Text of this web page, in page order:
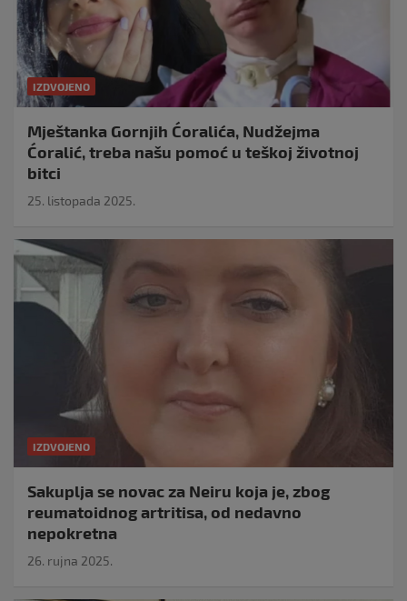
IZDVOJENO
Mještanka Gornjih Ćoralića, Nudžejma
Ćoralić, treba našu pomoć u teškoj životnoj
bitci
25. listopada 2025.
IZDVOJENO
Sakuplja se novac za Neiru koja je, zbog
reumatoidnog artritisa, od nedavno
nepokretna
26. rujna 2025.